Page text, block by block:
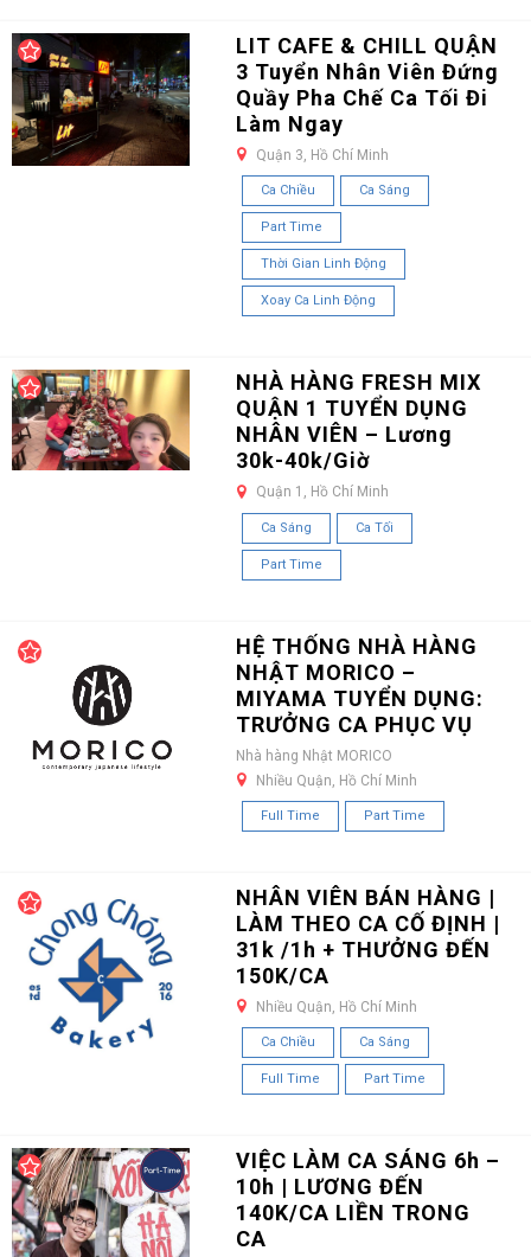
LIT CAFE & CHILL QUẬN
3 Tuyển Nhân Viên Đứng
Quầy Pha Chế Ca Tối Đi
Làm Ngay
Quận 3, Hồ Chí Minh
Ca Chiều Ca Sáng
Part Time
Thời Gian Linh Động
Xoay Ca Linh Động
NHÀ HÀNG FRESH MIX
QUẬN 1 TUYỂN DỤNG
NHÂN VIÊN – Lương
30k-40k/Giờ
Quận 1, Hồ Chí Minh
Ca Sáng Ca Tối
Part Time
HỆ THỐNG NHÀ HÀNG
NHẬT MORICO –
MIYAMA TUYỂN DỤNG:
TRƯỞNG CA PHỤC VỤ
Nhà hàng Nhật MORICO
Nhiều Quận, Hồ Chí Minh
Full Time Part Time
NHÂN VIÊN BÁN HÀNG |
LÀM THEO CA CỐ ĐỊNH |
31k /1h + THƯỞNG ĐẾN
150K/CA
Nhiều Quận, Hồ Chí Minh
Ca Chiều Ca Sáng
Full Time Part Time
VIỆC LÀM CA SÁNG 6h –
10h | LƯƠNG ĐẾN
140K/CA LIỀN TRONG
CA